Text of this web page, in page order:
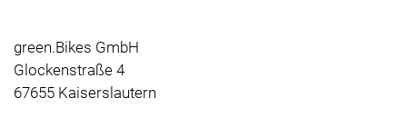
green.Bikes GmbH
Glockenstraße 4
67655 Kaiserslautern